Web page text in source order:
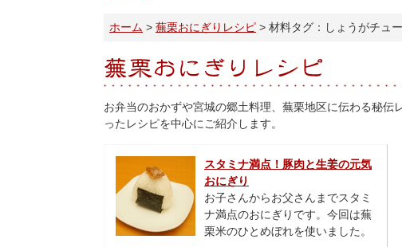
ホーム 蕪栗おにぎりレシピ 材料タグ：しょうがチュ
お弁当のおかずや宮城の郷土料理、蕪栗地区に伝わる秘
ったレシピを中心にご紹介します。
スタミナ満点！豚肉と生姜の元気
おにぎり
お子さんからお父さんまでスタミ
ナ満点のおにぎりです。今回は蕪
栗米のひとめぼれを使いました。